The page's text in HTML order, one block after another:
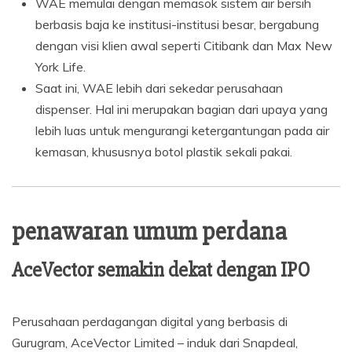
WAE memulai dengan memasok sistem air bersih
berbasis baja ke institusi-institusi besar, bergabung
dengan visi klien awal seperti Citibank dan Max New
York Life.
Saat ini, WAE lebih dari sekedar perusahaan
dispenser. Hal ini merupakan bagian dari upaya yang
lebih luas untuk mengurangi ketergantungan pada air
kemasan, khususnya botol plastik sekali pakai.
penawaran umum perdana
AceVector semakin dekat dengan IPO
Perusahaan perdagangan digital yang berbasis di
Gurugram, AceVector Limited – induk dari Snapdeal,